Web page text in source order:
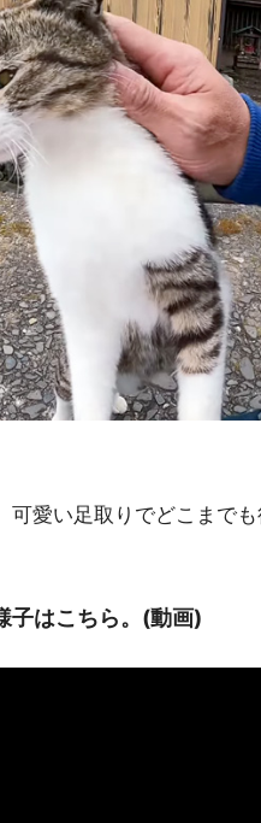
可愛い足取りでどこまで
子はこちら。(動画)